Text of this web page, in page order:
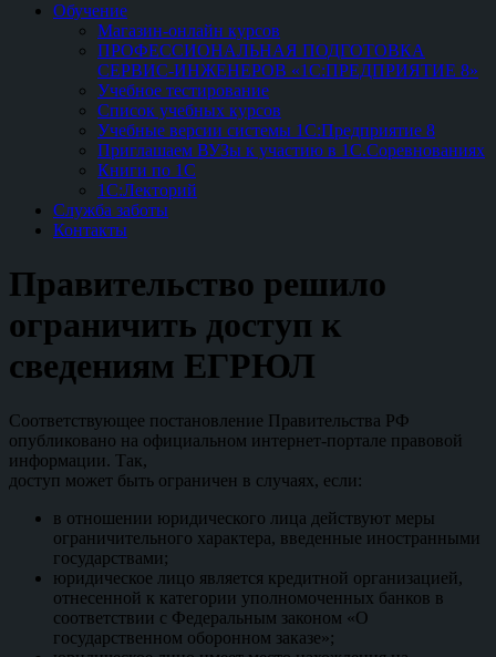
Обучение
Магазин-онлайн курсов
ПРОФЕССИОНАЛЬНАЯ ПОДГОТОВКА
СЕРВИС-ИНЖЕНЕРОВ «1С:ПРЕДПРИЯТИЕ 8»
Учебное тестирование
Список учебных курсов
Учебные версии системы 1С:Предприятие 8
Приглашаем ВУЗы к участию в 1С.Соревнованиях
Книги по 1С
1С:Лекторий
Служба заботы
Контакты
Правительство решило
ограничить доступ к
сведениям ЕГРЮЛ
Соответствующее постановление Правительства РФ
опубликовано на официальном интернет-портале правовой
информации. Так,
доступ может быть ограничен в случаях, если:
в отношении юридического лица действуют меры
ограничительного характера, введенные иностранными
государствами;
юридическое лицо является кредитной организацией,
отнесенной к категории уполномоченных банков в
соответствии с Федеральным законом «О
государственном оборонном заказе»;